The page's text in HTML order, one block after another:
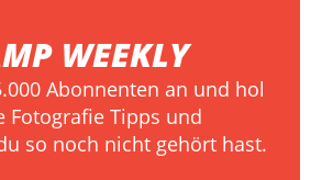
WEEKLY
Abonnenten an und hol
Fotografie Tipps und
so noch nicht gehört hast.